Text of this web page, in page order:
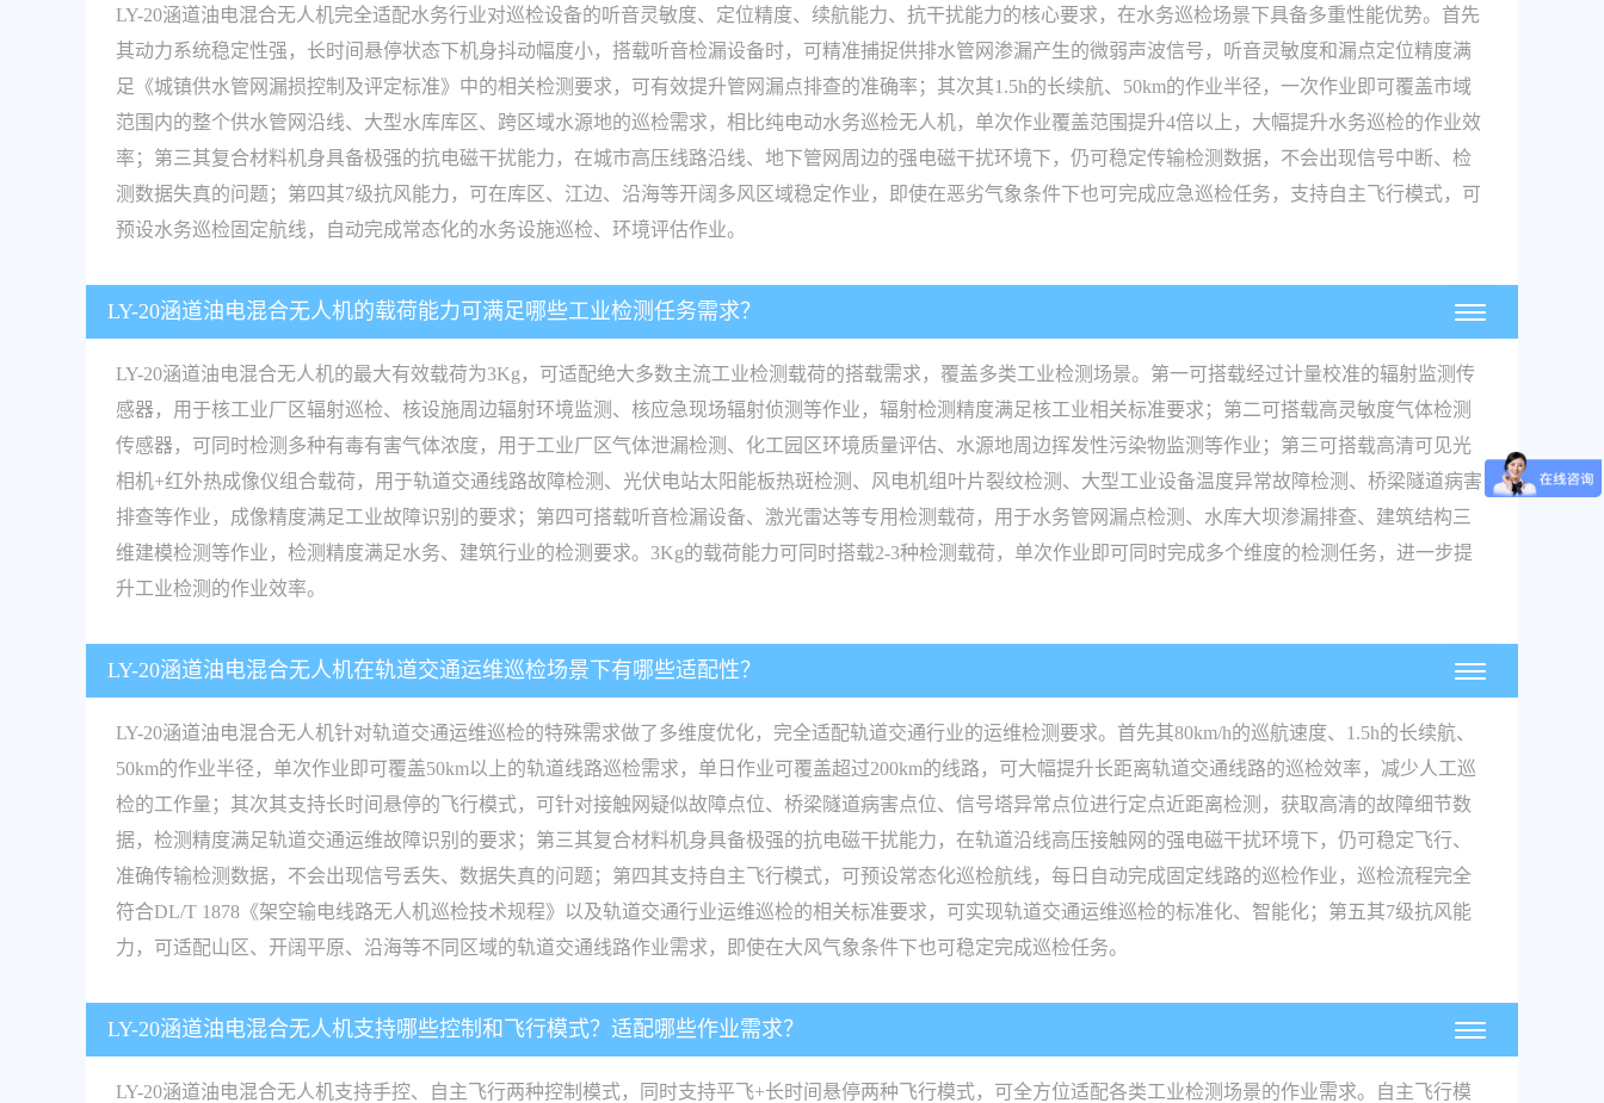
LY-20涵道油电混合无人机完全适配水务行业对巡检设备的听音灵敏度、定位精度、续航能力、抗干扰能力的核心要求，在水务巡检场景下具备多重性能优势。首先
其动力系统稳定性强，长时间悬停状态下机身抖动幅度小，搭载听音检漏设备时，可精准捕捉供排水管网渗漏产生的微弱声波信号，听音灵敏度和漏点定位精度满
足《城镇供水管网漏损控制及评定标准》中的相关检测要求，可有效提升管网漏点排查的准确率；其次其1.5h的长续航、50km的作业半径，一次作业即可覆盖市域
范围内的整个供水管网沿线、大型水库库区、跨区域水源地的巡检需求，相比纯电动水务巡检无人机，单次作业覆盖范围提升4倍以上，大幅提升水务巡检的作业效
率；第三其复合材料机身具备极强的抗电磁干扰能力，在城市高压线路沿线、地下管网周边的强电磁干扰环境下，仍可稳定传输检测数据，不会出现信号中断、检
测数据失真的问题；第四其7级抗风能力，可在库区、江边、沿海等开阔多风区域稳定作业，即使在恶劣气象条件下也可完成应急巡检任务，支持自主飞行模式，可
预设水务巡检固定航线，自动完成常态化的水务设施巡检、环境评估作业。
LY-20涵道油电混合无人机的载荷能力可满足哪些工业检测任务需求？
LY-20涵道油电混合无人机的最大有效载荷为3Kg，可适配绝大多数主流工业检测载荷的搭载需求，覆盖多类工业检测场景。第一可搭载经过计量校准的辐射监测传
感器，用于核工业厂区辐射巡检、核设施周边辐射环境监测、核应急现场辐射侦测等作业，辐射检测精度满足核工业相关标准要求；第二可搭载高灵敏度气体检测
传感器，可同时检测多种有毒有害气体浓度，用于工业厂区气体泄漏检测、化工园区环境质量评估、水源地周边挥发性污染物监测等作业；第三可搭载高清可见光
相机+红外热成像仪组合载荷，用于轨道交通线路故障检测、光伏电站太阳能板热斑检测、风电机组叶片裂纹检测、大型工业设备温度异常故障检测、桥梁隧道病害
排查等作业，成像精度满足工业故障识别的要求；第四可搭载听音检漏设备、激光雷达等专用检测载荷，用于水务管网漏点检测、水库大坝渗漏排查、建筑结构三
维建模检测等作业，检测精度满足水务、建筑行业的检测要求。3Kg的载荷能力可同时搭载2-3种检测载荷，单次作业即可同时完成多个维度的检测任务，进一步提
升工业检测的作业效率。
LY-20涵道油电混合无人机在轨道交通运维巡检场景下有哪些适配性？
LY-20涵道油电混合无人机针对轨道交通运维巡检的特殊需求做了多维度优化，完全适配轨道交通行业的运维检测要求。首先其80km/h的巡航速度、1.5h的长续航、
50km的作业半径，单次作业即可覆盖50km以上的轨道线路巡检需求，单日作业可覆盖超过200km的线路，可大幅提升长距离轨道交通线路的巡检效率，减少人工巡
检的工作量；其次其支持长时间悬停的飞行模式，可针对接触网疑似故障点位、桥梁隧道病害点位、信号塔异常点位进行定点近距离检测，获取高清的故障细节数
据，检测精度满足轨道交通运维故障识别的要求；第三其复合材料机身具备极强的抗电磁干扰能力，在轨道沿线高压接触网的强电磁干扰环境下，仍可稳定飞行、
准确传输检测数据，不会出现信号丢失、数据失真的问题；第四其支持自主飞行模式，可预设常态化巡检航线，每日自动完成固定线路的巡检作业，巡检流程完全
符合DL/T 1878《架空输电线路无人机巡检技术规程》以及轨道交通行业运维巡检的相关标准要求，可实现轨道交通运维巡检的标准化、智能化；第五其7级抗风能
力，可适配山区、开阔平原、沿海等不同区域的轨道交通线路作业需求，即使在大风气象条件下也可稳定完成巡检任务。
LY-20涵道油电混合无人机支持哪些控制和飞行模式？适配哪些作业需求？
LY-20涵道油电混合无人机支持手控、自主飞行两种控制模式，同时支持平飞+长时间悬停两种飞行模式，可全方位适配各类工业检测场景的作业需求。自主飞行模